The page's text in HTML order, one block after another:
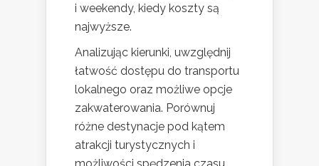
i weekendy, kiedy koszty są
najwyższe.
Analizując kierunki, uwzględnij
łatwość dostępu do transportu
lokalnego oraz możliwe opcje
zakwaterowania. Porównuj
różne destynacje pod kątem
atrakcji turystycznych i
możliwości spędzenia czasu,